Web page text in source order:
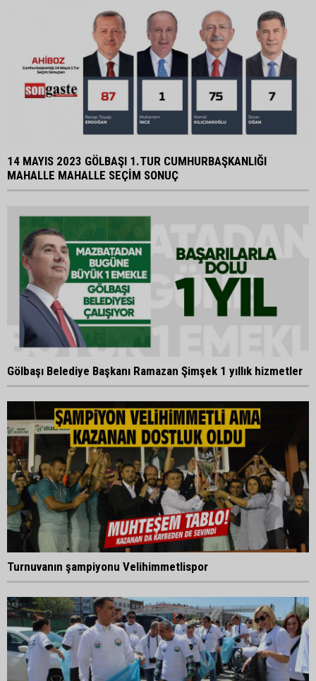
14 MAYIS 2023 GÖLBAŞI 1.TUR CUMHURBAŞKANLIĞI
MAHALLE MAHALLE SEÇİM SONUÇ
Gölbaşı Belediye Başkanı Ramazan Şimşek 1 yıllık hizmetler
Turnuvanın şampiyonu Velihimmetlispor